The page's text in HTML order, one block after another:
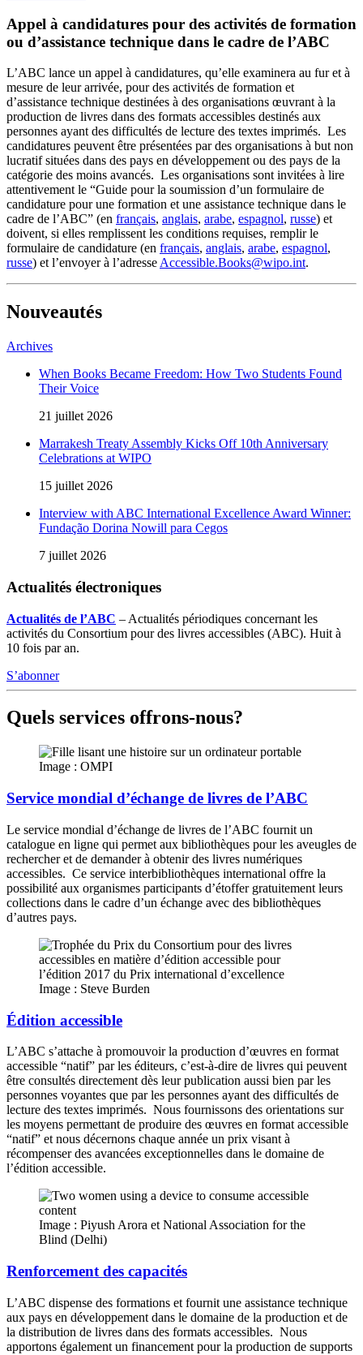
Appel à candidatures pour des activités de formation
ou d’assistance technique dans le cadre de l’ABC
L’ABC lance un appel à candidatures, qu’elle examinera au fur et à
mesure de leur arrivée, pour des activités de formation et
d’assistance technique destinées à des organisations œuvrant à la
production de livres dans des formats accessibles destinés aux
personnes ayant des difficultés de lecture des textes imprimés. Les
candidatures peuvent être présentées par des organisations à but non
lucratif situées dans des pays en développement ou des pays de la
catégorie des moins avancés. Les organisations sont invitées à lire
attentivement le “Guide pour la soumission d’un formulaire de
candidature pour une formation et une assistance technique dans le
cadre de l’ABC” (en français, anglais, arabe, espagnol, russe) et
doivent, si elles remplissent les conditions requises, remplir le
formulaire de candidature (en français, anglais, arabe, espagnol,
russe) et l’envoyer à l’adresse Accessible.Books@wipo.int.
Nouveautés
Archives
When Books Became Freedom: How Two Students Found
Their Voice
21 juillet 2026
Marrakesh Treaty Assembly Kicks Off 10th Anniversary
Celebrations at WIPO
15 juillet 2026
Interview with ABC International Excellence Award Winner:
Fundação Dorina Nowill para Cegos
7 juillet 2026
Actualités électroniques
Actualités de l’ABC – Actualités périodiques concernant les
activités du Consortium pour des livres accessibles (ABC). Huit à
10 fois par an.
S’abonner
Quels services offrons-nous?
Image : OMPI
Service mondial d’échange de livres de l’ABC
Le service mondial d’échange de livres de l’ABC fournit un
catalogue en ligne qui permet aux bibliothèques pour les aveugles de
rechercher et de demander à obtenir des livres numériques
accessibles. Ce service interbibliothèques international offre la
possibilité aux organismes participants d’étoffer gratuitement leurs
collections dans le cadre d’un échange avec des bibliothèques
d’autres pays.
Image : Steve Burden
Édition accessible
L’ABC s’attache à promouvoir la production d’œuvres en format
accessible “natif” par les éditeurs, c’est-à-dire de livres qui peuvent
être consultés directement dès leur publication aussi bien par les
personnes voyantes que par les personnes ayant des difficultés de
lecture des textes imprimés. Nous fournissons des orientations sur
les moyens permettant de produire des œuvres en format accessible
“natif” et nous décernons chaque année un prix visant à
récompenser des avancées exceptionnelles dans le domaine de
l’édition accessible.
Image : Piyush Arora et National Association for the
Blind (Delhi)
Renforcement des capacités
L’ABC dispense des formations et fournit une assistance technique
aux pays en développement dans le domaine de la production et de
la distribution de livres dans des formats accessibles. Nous
apportons également un financement pour la production de supports